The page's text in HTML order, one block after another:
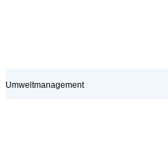
Umweltmanagement